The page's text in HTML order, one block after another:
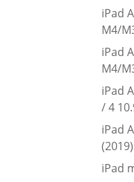
iPad
M4/
iPad
M4/
iPad
/ 4
iPad
(2019)
iPad